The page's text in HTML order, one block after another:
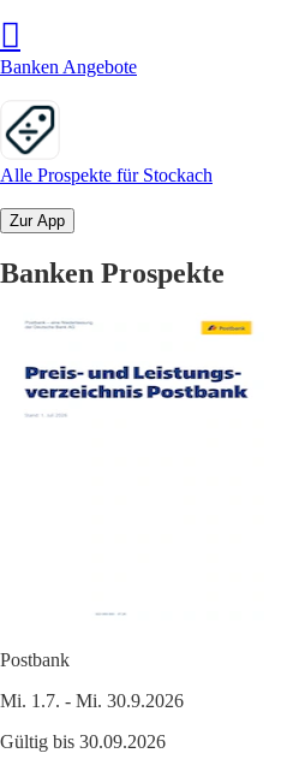
Banken Angebote
Alle Prospekte für Stockach
Zur App
Banken Prospekte
Postbank
Mi. 1.7. - Mi. 30.9.2026
Gültig bis 30.09.2026